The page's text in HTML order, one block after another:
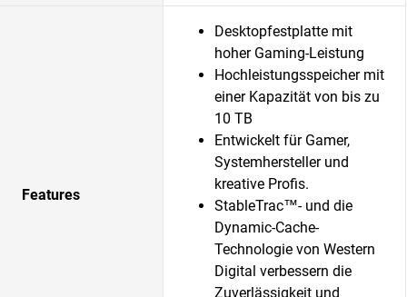
Features
Desktopfestplatte mit
hoher Gaming-Leistung
Hochleistungsspeicher mit
einer Kapazität von bis zu
10 TB
Entwickelt für Gamer,
Systemhersteller und
kreative Profis.
StableTrac™- und die
Dynamic-Cache-
Technologie von Western
Digital verbessern die
Zuverlässigkeit und